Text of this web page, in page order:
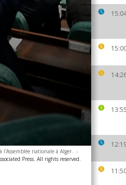
13:55
nationale à Alger. -
Press. All rights reserved.